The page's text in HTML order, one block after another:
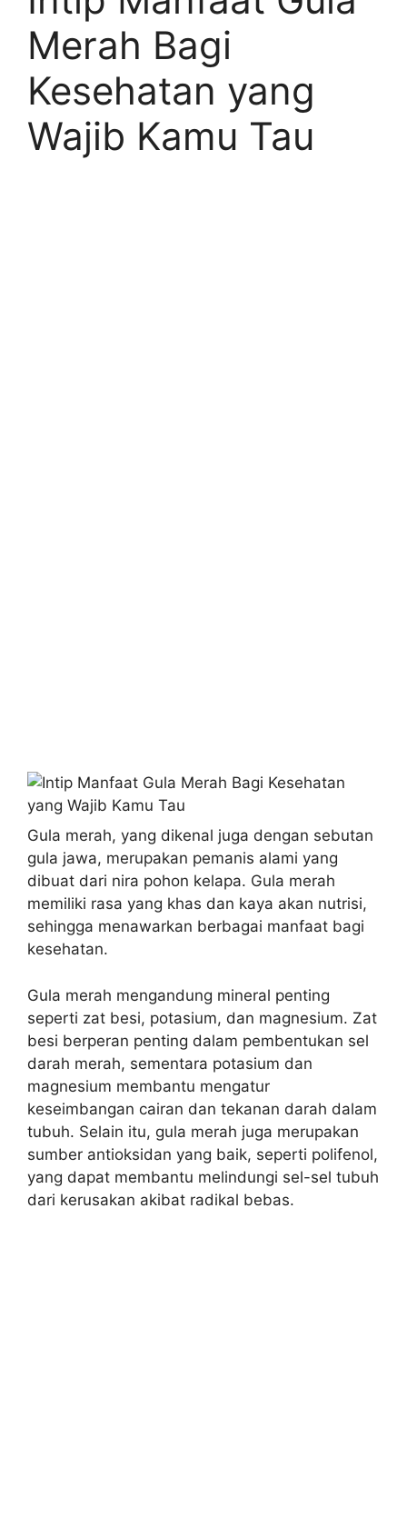
Merah Bagi
Kesehatan yang
Wajib Kamu Tau
Gula merah, yang dikenal juga dengan sebutan
gula jawa, merupakan pemanis alami yang
dibuat dari nira pohon kelapa. Gula merah
memiliki rasa yang khas dan kaya akan nutrisi,
sehingga menawarkan berbagai manfaat bagi
kesehatan.
Gula merah mengandung mineral penting
seperti zat besi, potasium, dan magnesium. Zat
besi berperan penting dalam pembentukan sel
darah merah, sementara potasium dan
magnesium membantu mengatur
keseimbangan cairan dan tekanan darah dalam
tubuh. Selain itu, gula merah juga merupakan
sumber antioksidan yang baik, seperti polifenol,
yang dapat membantu melindungi sel-sel tubuh
dari kerusakan akibat radikal bebas.